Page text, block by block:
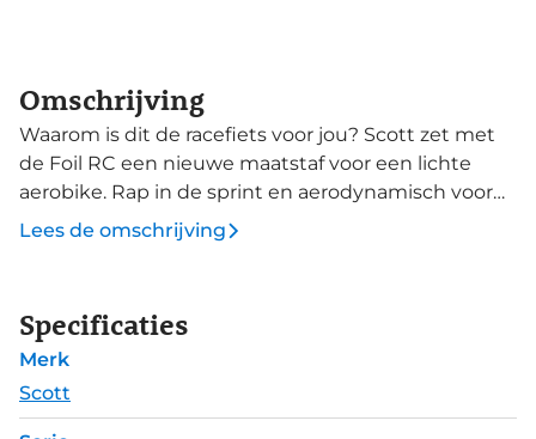
Omschrijving
Waarom is dit de racefiets voor jou? Scott zet met
de Foil RC een nieuwe maatstaf voor een lichte
aerobike. Rap in de sprint en aerodynamisch voor
als je in de ontsnapping zit. Welke Foil RC je ook
koffierit fanatiekeling, je hoeft nu niet meer te
kiezen welke fiets je uit de schuur pakt. De F01
Airfoil Technnology zorgt ervoor dat de modellen
van 2023 en later tot 21% sneller zijn dan de Foil RC
Lees de omschrijving
Specificaties
Merk
Scott